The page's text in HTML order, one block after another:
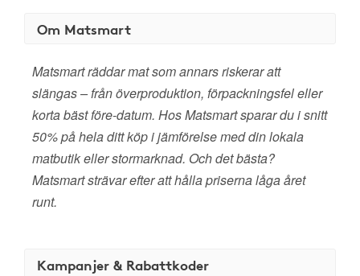
Om Matsmart
Matsmart räddar mat som annars riskerar att
slängas – från överproduktion, förpackningsfel eller
korta bäst före-datum. Hos Matsmart sparar du i snitt
50% på hela ditt köp i jämförelse med din lokala
matbutik eller stormarknad. Och det bästa?
Matsmart strävar efter att hålla priserna låga året
runt.
Kampanjer & Rabattkoder